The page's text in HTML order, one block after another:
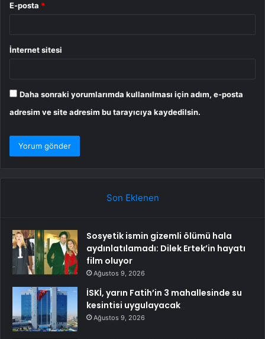
E-posta *
İnternet sitesi
Daha sonraki yorumlarımda kullanılması için adım, e-posta
adresim ve site adresim bu tarayıcıya kaydedilsin.
Son Eklenen
Sosyetik ismin gizemli ölümü hala
aydınlatılamadı: Dilek Ertek’in hayatı
film oluyor
Ağustos 9, 2026
İSKİ, yarın Fatih’in 3 mahallesinde su
kesintisi uygulayacak
Ağustos 9, 2026